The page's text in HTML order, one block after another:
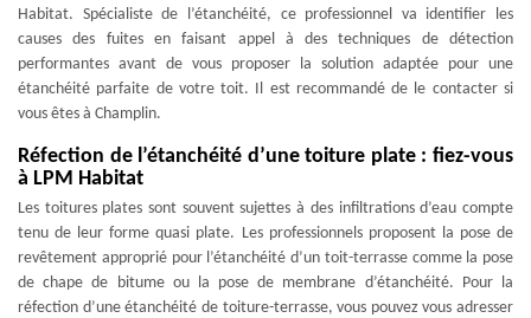
Habitat. Spécialiste de l’étanchéité, ce professionnel va identifier les
causes des fuites en faisant appel à des techniques de détection
performantes avant de vous proposer la solution adaptée pour une
étanchéité parfaite de votre toit. Il est recommandé de le contacter si
vous êtes à Champlin.
Réfection de l’étanchéité d’une toiture plate : fiez-vous
à LPM Habitat
Les toitures plates sont souvent sujettes à des infiltrations d’eau compte
tenu de leur forme quasi plate. Les professionnels proposent la pose de
revêtement approprié pour l’étanchéité d’un toit-terrasse comme la pose
de chape de bitume ou la pose de membrane d’étanchéité. Pour la
réfection d’une étanchéité de toiture-terrasse, vous pouvez vous adresser